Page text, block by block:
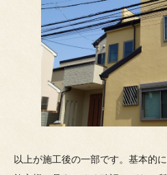
以上が施工後の一部です。基本的